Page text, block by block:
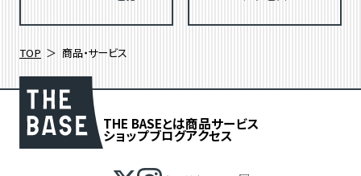
TOP 商品・サービス
THE BASEとは商品サービス
ショップブログアクセス